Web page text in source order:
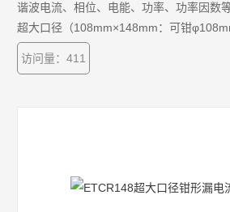
谐波电流、相位、电能、功率、功率因数
超大口径（108mm×148mm：可钳
160mm×4mm扁排线）、便携式钳形设计
非接触测量，安全、快速，可以连接相位
访问量：411